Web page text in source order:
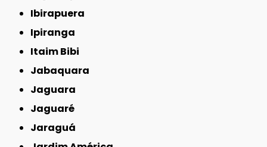
Ibirapuera
Ipiranga
Itaim Bibi
Jabaquara
Jaguara
Jaguaré
Jaraguá